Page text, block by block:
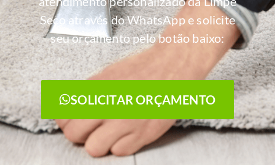
Seco através do WhatsApp e solicite
seu orçamento pelo botão baixo:
SOLICITAR ORÇAMENTO